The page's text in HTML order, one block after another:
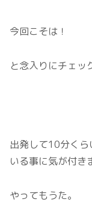
今回こそは！
と念入りにチェッ
出発して10分く
いる事に気が付き
やってもうた。